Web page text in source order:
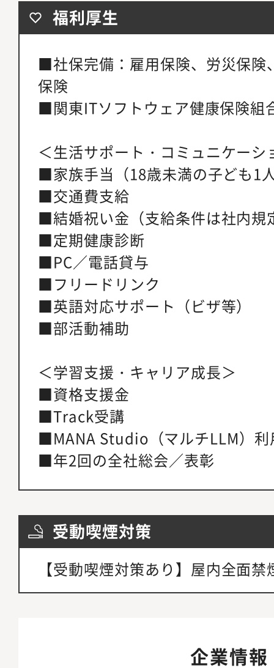
福利厚生
■社保完備：雇用保険、労災保険
保険
■関東ITソフトウェア健康保険組
＜生活サポート・コミュニケーシ
■家族手当（18歳未満の子ども1
■交通費支給
■結婚祝い金（支給条件は社内規
■定期健康診断
■PC／電話貸与
■フリードリンク
■英語対応サポート（ビザ等）
■部活動補助
＜学習支援・キャリア成長＞
■資格支援金
■Track受講
■MANA Studio（マルチLLM）利
■年2回の全社総会／表彰
受動喫煙対策
【受動喫煙対策あり】屋内全面禁
企業情報